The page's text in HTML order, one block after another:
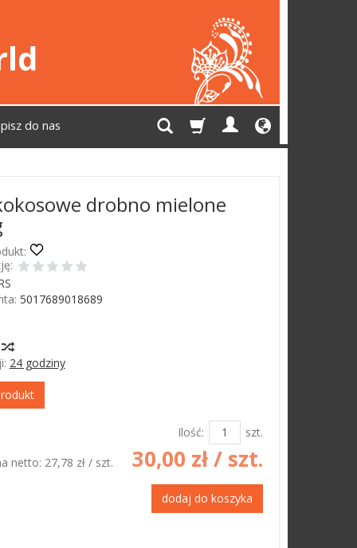
do nas
drobno mielone
5017689018689
24 godziny
Ilość:
szt.
netto: 27,78 zł/ szt. 30,00 zł/ szt.
dodaj do koszyka